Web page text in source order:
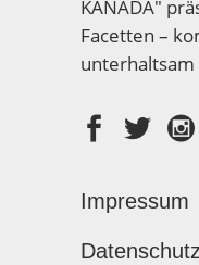
KANADA"
Facetten –
unterhaltsam
Impressum